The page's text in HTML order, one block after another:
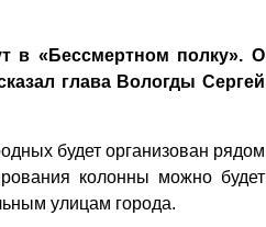
в «Бессмертном полку». О
глава Вологды Сергей
будет организован рядом
колонны можно будет
улицам города.